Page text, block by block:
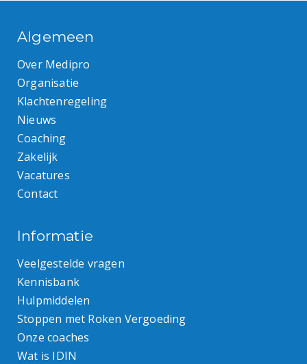
Algemeen
Over Medipro
Organisatie
Klachtenregeling
Nieuws
Coaching
Zakelijk
Vacatures
Contact
Informatie
Veelgestelde vragen
Kennisbank
Hulpmiddelen
Stoppen met Roken Vergoeding
Onze coaches
Wat is IDIN